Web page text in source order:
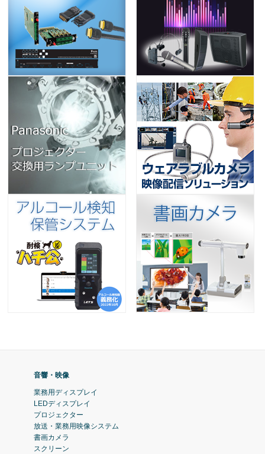
音響・映像
業務用ディスプレイ
LEDディスプレイ
プロジェクター
放送・業務用映像システム
書画カメラ
スクリーン